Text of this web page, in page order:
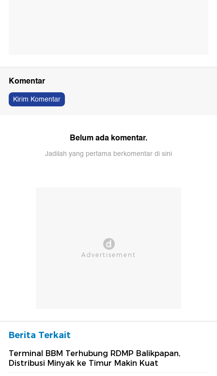
Komentar
Kirim Komentar
Belum ada komentar.
Jadilah yang pertama berkomentar di sini
Berita Terkait
Terminal BBM Terhubung RDMP Balikpapan,
Distribusi Minyak ke Timur Makin Kuat